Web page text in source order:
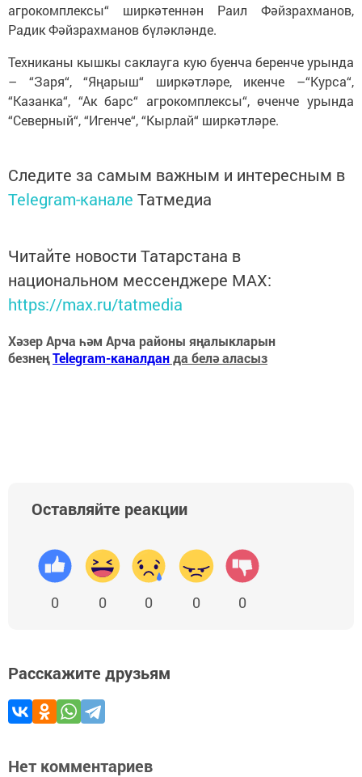
агрокомплексы“ ширкәтеннән Раил Фәйзрахманов,
Радик Фәйзрахманов бүләкләнде.
Техниканы кышкы саклауга кую буенча беренче урында
– “Заря“, “Яңарыш“ ширкәтләре, икенче –“Курса“,
“Казанка“, “Ак барс“ агрокомплексы“, өченче урында
“Северный“, “Игенче“, “Кырлай“ ширкәтләре.
Следите за самым важным и интересным в
Telegram-канале Татмедиа
Читайте новости Татарстана в
национальном мессенджере MАХ:
https://max.ru/tatmedia
Хәзер Арча һәм Арча районы яңалыкларын
безнеңTelegram-каналданда белә аласыз
Оставляйте реакции
0 0 0 0 0
Расскажите друзьям
Нет комментариев